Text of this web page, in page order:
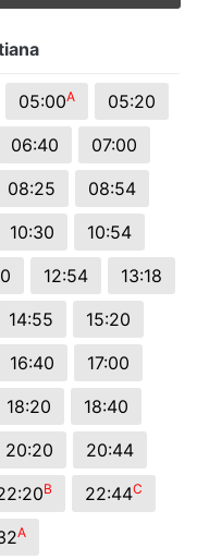
05:00A
05:20
06:40
07:00
08:25
08:54
10:30
10:54
12:54
13:18
14:55
15:20
16:40
17:00
18:20
18:40
20:20
20:44
B 22:44C
A